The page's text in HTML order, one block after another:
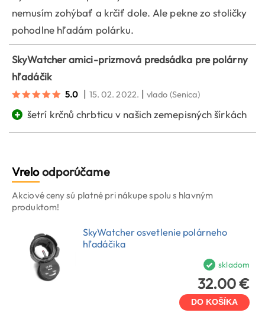
nemusím zohýbať a krčiť dole. Ale pekne zo stoličky
pohodlne hľadám polárku.
SkyWatcher amici-prizmová predsádka pre polárny
hľadáčik
5.0 | 15. 02. 2022. |vlado (Senica)
+ šetrí krčnů chrbticu v našich zemepisných šírkách
Vreloodporúčame
Akciové ceny sú platné pri nákupe spolu s hlavným
produktom!
SkyWatcher osvetlenie polárneho
hľadáčika
skladom
32.00 €
DO KOŠÍKA